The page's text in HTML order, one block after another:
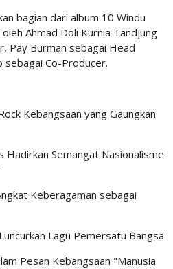
bagian dari album 10 Windu
Ahmad Doli Kurnia Tandjung
Pay Burman sebagai Head
sebagai Co-Producer.
Kebangsaan yang Gaungkan
Hadirkan Semangat Nasionalisme
Keberagaman sebagai
Lagu Pemersatu Bangsa
Pesan Kebangsaan "Manusia